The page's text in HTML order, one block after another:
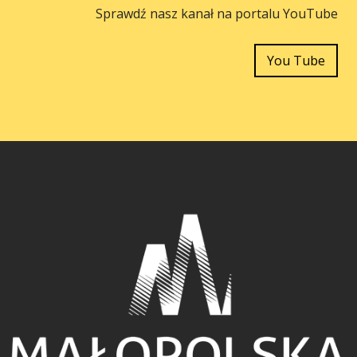
Sprawdź nasz kanał na portalu YouTube
You Tube